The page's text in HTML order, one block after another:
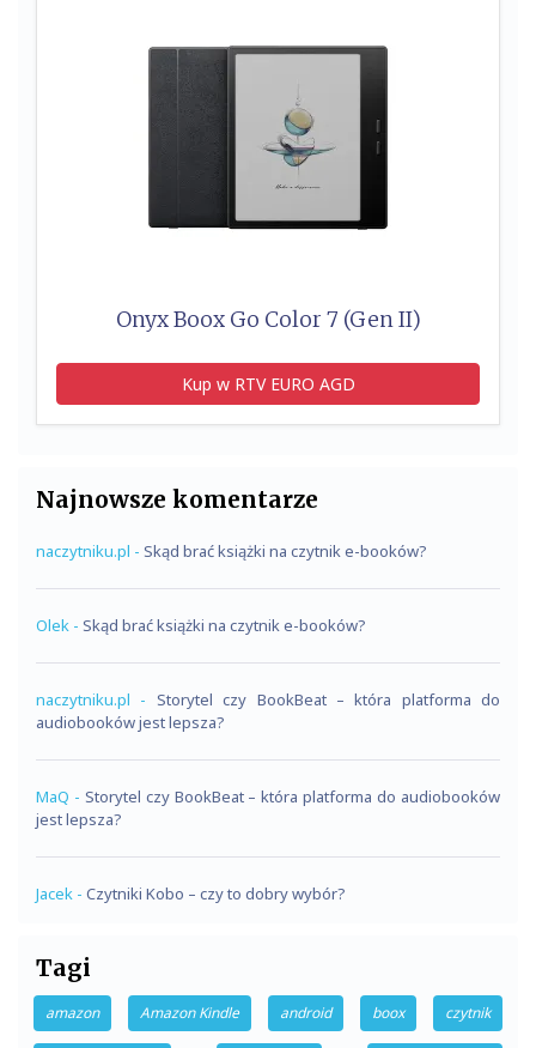
Onyx Boox Go Color 7 (Gen II)
Kup w RTV EURO AGD
Najnowsze komentarze
naczytniku.pl - Skąd brać książki na czytnik e-booków?
Olek - Skąd brać książki na czytnik e-booków?
naczytniku.pl - Storytel czy BookBeat – która platforma do
audiobooków jest lepsza?
MaQ - Storytel czy BookBeat – która platforma do audiobooków
jest lepsza?
Jacek - Czytniki Kobo – czy to dobry wybór?
Tagi
amazon Amazon Kindle android boox czytnik